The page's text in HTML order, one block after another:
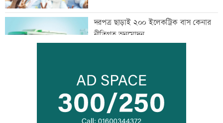
দরপত্র ছাড়াই ২০০ ইলেকট্রিক বাস কেনার
নীতিগত অনুমোদন
তনু হত্যার আসামি সাবেক সেনাসদস্য
হাফিজুরকে আত্মসমর্পণের নির্দেশ